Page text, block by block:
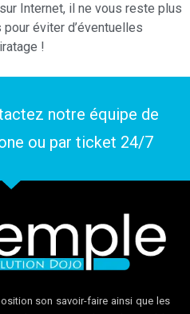
Internet, il ne vous reste plus
éviter d’éventuelles
!
notre équipe de
ou par ticket 24/7
son savoir-faire ainsi que les